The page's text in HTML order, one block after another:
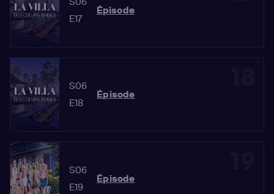
E17
Épisode
S06
E18
Épisode
S06
E19
Épisode